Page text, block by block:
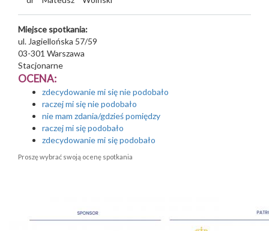
Miejsce spotkania:
ul. Jagiellońska 57/59
03-301 Warszawa
Stacjonarne
OCENA:
zdecydowanie mi się nie podobało
raczej mi się nie podobało
nie mam zdania/gdzieś pomiędzy
raczej mi się podobało
zdecydowanie mi się podobało
Proszę wybrać swoją ocenę spotkania